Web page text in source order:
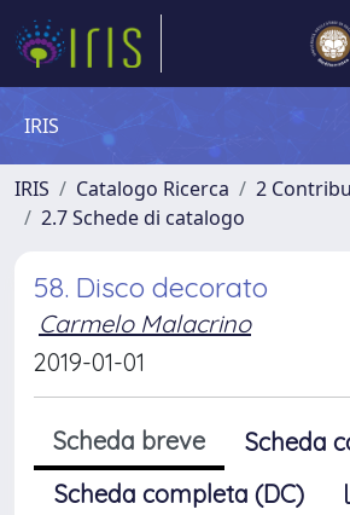
IRIS
IRIS Catalogo Ricerca
2
2.7 Schede di catalogo
58. Disco decorato
Carmelo Malacrino
2019-01-01
Scheda breve
Scheda
Scheda completa (DC)